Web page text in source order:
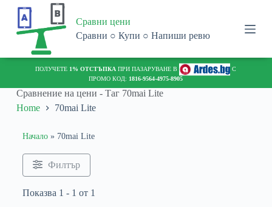
o
Сравни цени
Сравни ○ Купи ○ Напиши ревю
ПОЛУЧЕТЕ 1% ОТСТЪПКА ПРИ ПАЗАРУВАНЕ В
С
ПРОМО КОД: 1816-9564-4975-8905
Сравнение на цени - Таг70mai Lite
Home
70mai Lite
Начало» 70mai Lite
Филтър
Показва 1 - 1 от 1